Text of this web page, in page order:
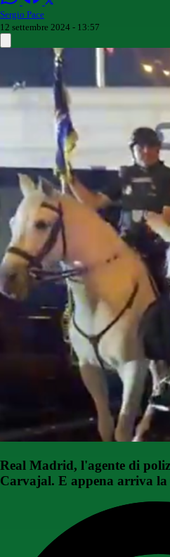
Sergio Pace
12 settembre 2024 - 13:57
Real Madrid, l'agente di
Carvajal. E appena arriva la